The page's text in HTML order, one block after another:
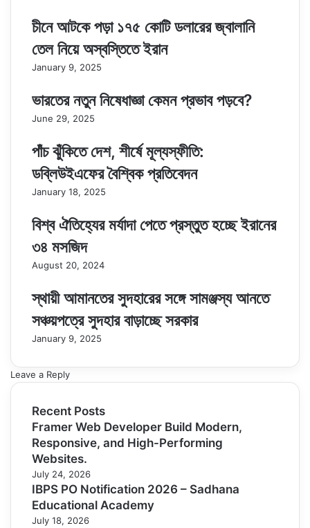
চীনে আটকে পড়া ১৭৫ কোটি ডলারের জ্বালানি
তেল নিয়ে অস্বস্তিতে ইরান
January 9, 2025
ভারতের নতুন নিষেধাজ্ঞা কেমন প্রভাব পড়বে?
June 29, 2025
পাঁচ ঝুঁকিতে দেশ, শীর্ষে মূল্যস্ফীতি:
ডব্লিউইএফের বৈশ্বিক প্রতিবেদন
January 18, 2025
বিশ্ব ঐতিহ্যের মর্যাদা পেতে প্রস্তুত হচ্ছে ইরানের
৩৪ মসজিদ
August 20, 2024
স্থায়ী আমানতের সুদহারের সঙ্গে সামঞ্জস্য আনতে
সঞ্চয়পত্রে সুদহার বাড়াচ্ছে সরকার
January 9, 2025
Leave a Reply
Recent Posts
Framer Web Developer Build Modern,
Responsive, and High-Performing
Websites.
July 24, 2026
IBPS PO Notification 2026 – Sadhana
Educational Academy
July 18, 2026